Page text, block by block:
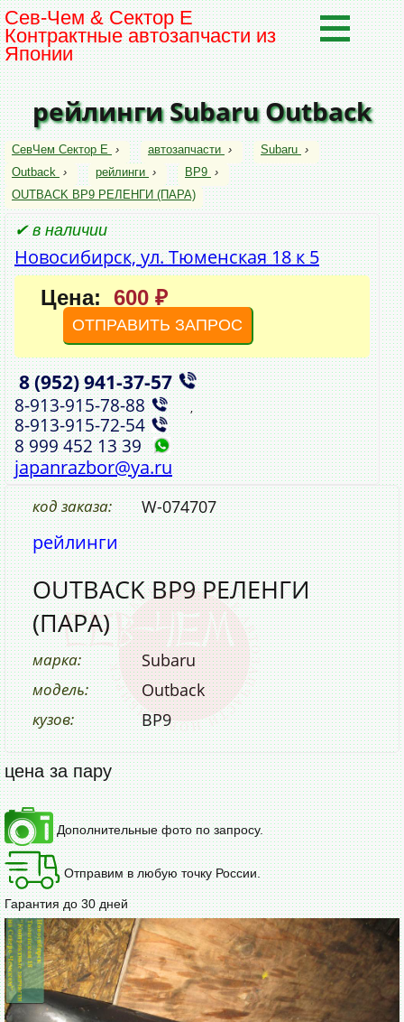
Сев-Чем & Сектор Е
Контрактные автозапчасти из
Японии
рейлинги Subaru Outback
СевЧем Сектор Е › автозапчасти › Subaru ›
Outback › рейлинги › BP9 ›
OUTBACK BP9 РЕЛЕНГИ (ПАРА)
✔ в наличии
Новосибирск, ул. Тюменская 18 к 5
Цена: 600 ₽
ОТПРАВИТЬ ЗАПРОС
8 (952)941‑37‑57 ,
8‑913‑915‑78‑88 ,
8‑913‑915‑72‑54
8 999 452 13 39
japanrazbor@ya.ru
код заказа: W-074707
рейлинги
OUTBACK BP9 РЕЛЕНГИ
(ПАРА)
марка: Subaru
модель: Outback
кузов: BP9
цена за пару
Дополнительные фото по запросу.
Отправим в любую точку России.
Гарантия до 30 дней